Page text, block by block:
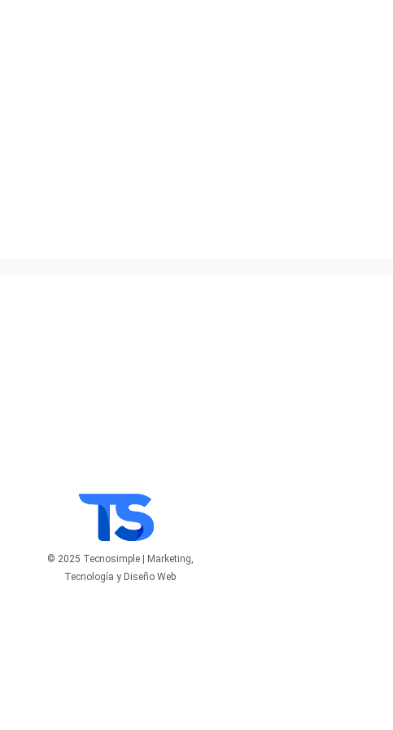
© 2025 Tecnosimple | Marketing,
Tecnología y Diseño Web